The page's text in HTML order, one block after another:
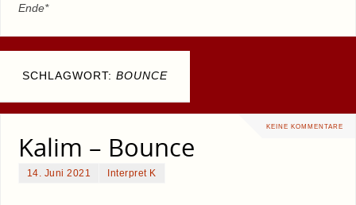
Ende*
SCHLAGWORT: BOUNCE
KEINE KOMMENTARE
Kalim – Bounce
14. Juni 2021 Interpret K